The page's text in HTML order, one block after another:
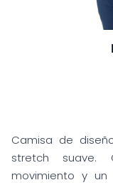
Camisa de
stretch suave.
movimiento y un